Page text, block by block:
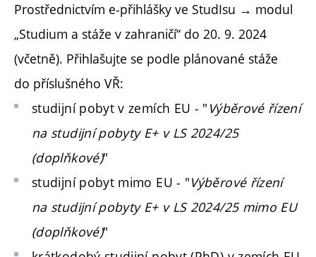
Prostřednictvím e-přihlášky ve StudIsu → modul
„Studium a stáže v zahraničí“ do 20. 9. 2024
(včetně). Přihlašujte se podle plánované stáže
do příslušného VŘ:
studijní pobyt v zemích EU - " Výběrové řízení
na studijní pobyty E+ v LS 2024/25
(doplňkové)"
studijní pobyt mimo EU - "Výběrové řízení
na studijní pobyty E+ v LS 2024/25 mimo EU
(doplňkové)"